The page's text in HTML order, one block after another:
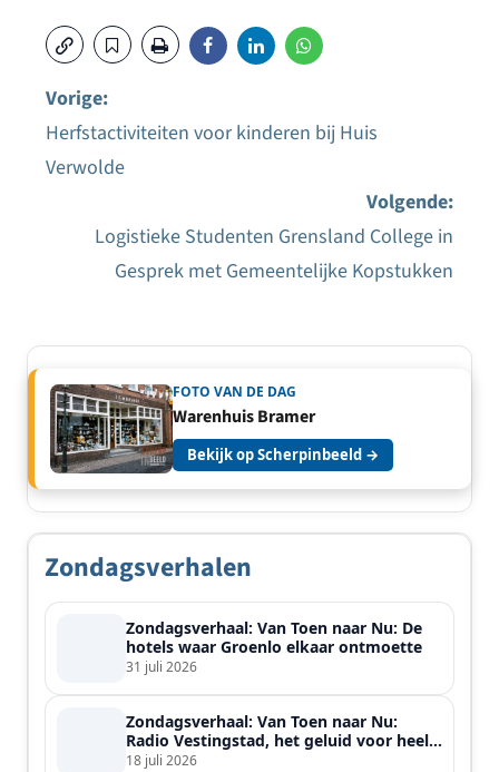
Bericht
Vorige:
Herfstactiviteiten voor kinderen bij Huis
Verwolde
Volgende:
Logistieke Studenten Grensland College in
Gesprek met Gemeentelijke Kopstukken
FOTO VAN DE DAG
Warenhuis Bramer
Bekijk op Scherpinbeeld →
Zondagsverhalen
Zondagsverhaal: Van Toen naar Nu: De
hotels waar Groenlo elkaar ontmoette
31 juli 2026
Zondagsverhaal: Van Toen naar Nu:
Radio Vestingstad, het geluid voor heel
de streek
18 juli 2026